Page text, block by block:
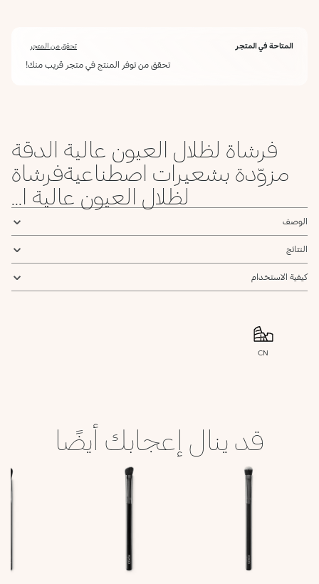
المتاحة في المتجر تحقق من المتجر
تحقق من توفر المنتج في متجر قريب منك!
فرشاة لظلال العيون عالية الدقة
مزوّدة بشعيرات اصطناعيةفرشاة
لظلال العيون عالية ا...
الوصف
النتائج
كيفية الاستخدام
CN
قد ينال إعجابك أيضًا